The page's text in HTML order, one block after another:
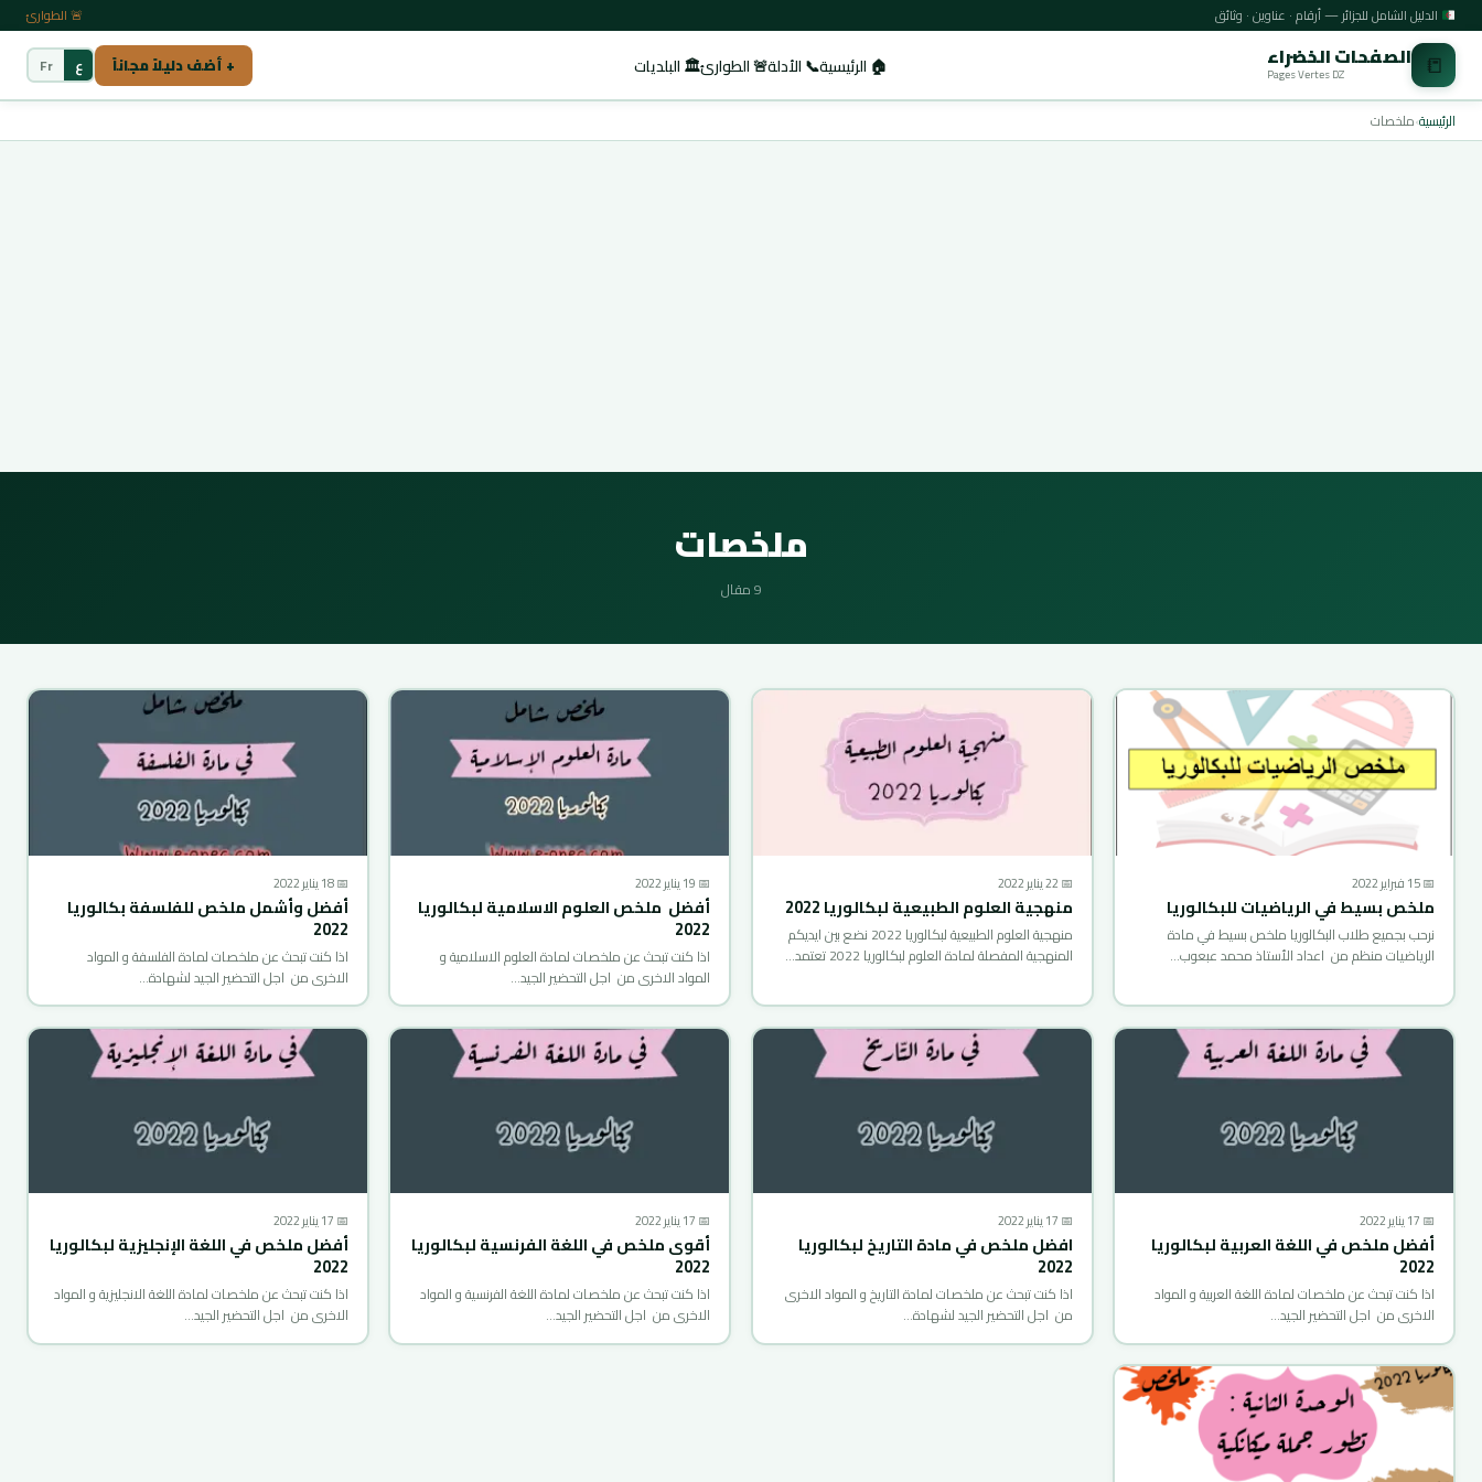
الدليل الشامل للجزائر — أرقام · عناوين · وثائق 🚨 الطوارئ
📒 الصفحات الخضراء
Pages Vertes DZ 🏠 الرئيسية📞 الأدلة🚨 الطوارئ🏛️ البلديات + أضف دليلاً مجاناً ع Fr
الرئيسية›ملخصات
ملخصات
9 مقال
📅 15 فبراير 2022
ملخص بسيط في الرياضيات للبكالوريا
نرحب بجميع طلاب البكالوريا ملخص بسيط في مادة
الرياضيات منظم من اعداد الأستاذ محمد عبعوب…
📅 22 يناير 2022
منهجية العلوم الطبيعية لبكالوريا 2022
منهجية العلوم الطبيعية لبكالوريا 2022 نضع بين ايديكم
المنهجية المفصلة لمادة العلوم لبكالوريا 2022 تعتمد…
📅 19 يناير 2022
أفضل ملخص العلوم الاسلامية لبكالوريا
2022
اذا كنت تبحث عن ملخصات لمادة العلوم الاسلامية و
المواد الاخرى من اجل التحضير الجيد…
📅 18 يناير 2022
أفضل وأشمل ملخص للفلسفة بكالوريا
2022
اذا كنت تبحث عن ملخصات لمادة الفلسفة و المواد
الاخرى من اجل التحضير الجيد لشهادة…
📅 17 يناير 2022
أفضل ملخص في اللغة العربية لبكالوريا
2022
اذا كنت تبحث عن ملخصات لمادة اللغة العربية و المواد
الاخرى من اجل التحضير الجيد…
📅 17 يناير 2022
افضل ملخص في مادة التاريخ لبكالوريا
2022
اذا كنت تبحث عن ملخصات لمادة التاريخ و المواد الاخرى
من اجل التحضير الجيد لشهادة…
📅 17 يناير 2022
أقوى ملخص في اللغة الفرنسية لبكالوريا
2022
اذا كنت تبحث عن ملخصات لمادة اللغة الفرنسية و المواد
الاخرى من اجل التحضير الجيد…
📅 17 يناير 2022
أفضل ملخص في اللغة الإنجليزية لبكالوريا
2022
اذا كنت تبحث عن ملخصات لمادة اللغة الانجليزية و المواد
الاخرى من اجل التحضير الجيد…